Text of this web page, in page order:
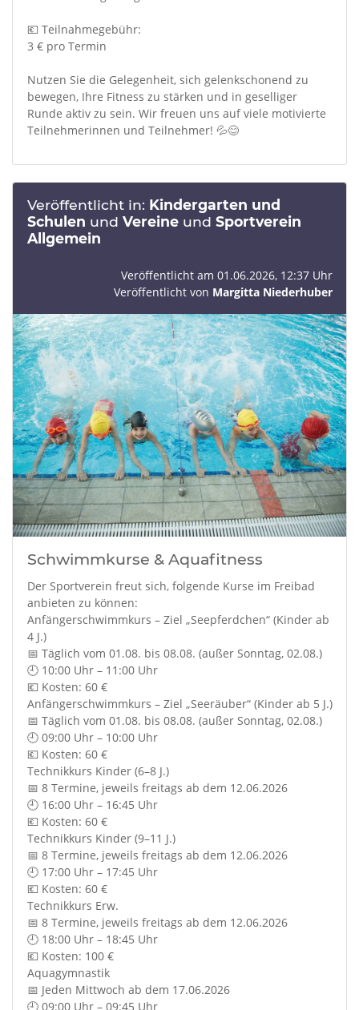
💶 Teilnahmegebühr:
3 € pro Termin
Nutzen Sie die Gelegenheit, sich gelenkschonend zu
bewegen, Ihre Fitness zu stärken und in geselliger
Runde aktiv zu sein. Wir freuen uns auf viele motivierte
Teilnehmerinnen und Teilnehmer! 💦😊
Veröffentlicht in: Kindergarten und
Schulen und Vereine und Sportverein
Allgemein
Veröffentlicht am 01.06.2026, 12:37 Uhr
Veröffentlicht von Margitta Niederhuber
Schwimmkurse & Aquafitness
Der Sportverein freut sich, folgende Kurse im Freibad
anbieten zu können:
Anfängerschwimmkurs – Ziel „Seepferdchen“ (Kinder ab
4 J.)
📅 Täglich vom 01.08. bis 08.08. (außer Sonntag, 02.08.)
🕘 10:00 Uhr – 11:00 Uhr
💶 Kosten: 60 €
Anfängerschwimmkurs – Ziel „Seeräuber“ (Kinder ab 5 J.)
📅 Täglich vom 01.08. bis 08.08. (außer Sonntag, 02.08.)
🕘 09:00 Uhr – 10:00 Uhr
💶 Kosten: 60 €
Technikkurs Kinder (6–8 J.)
📅 8 Termine, jeweils freitags ab dem 12.06.2026
🕘 16:00 Uhr – 16:45 Uhr
💶 Kosten: 60 €
Technikkurs Kinder (9–11 J.)
📅 8 Termine, jeweils freitags ab dem 12.06.2026
🕘 17:00 Uhr – 17:45 Uhr
💶 Kosten: 60 €
Technikkurs Erw.
📅 8 Termine, jeweils freitags ab dem 12.06.2026
🕘 18:00 Uhr – 18:45 Uhr
💶 Kosten: 100 €
Aquagymnastik
📅 Jeden Mittwoch ab dem 17.06.2026
🕘 09:00 Uhr – 09:45 Uhr